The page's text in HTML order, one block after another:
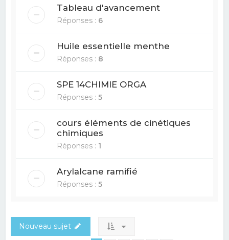
Tableau d'avancement
Réponses : 6
Huile essentielle menthe
Réponses : 8
SPE 14CHIMIE ORGA
Réponses :5
cours éléments de cinétiques
chimiques
Réponses : 1
Arylalcane ramifié
Réponses :5
Nouveau sujet